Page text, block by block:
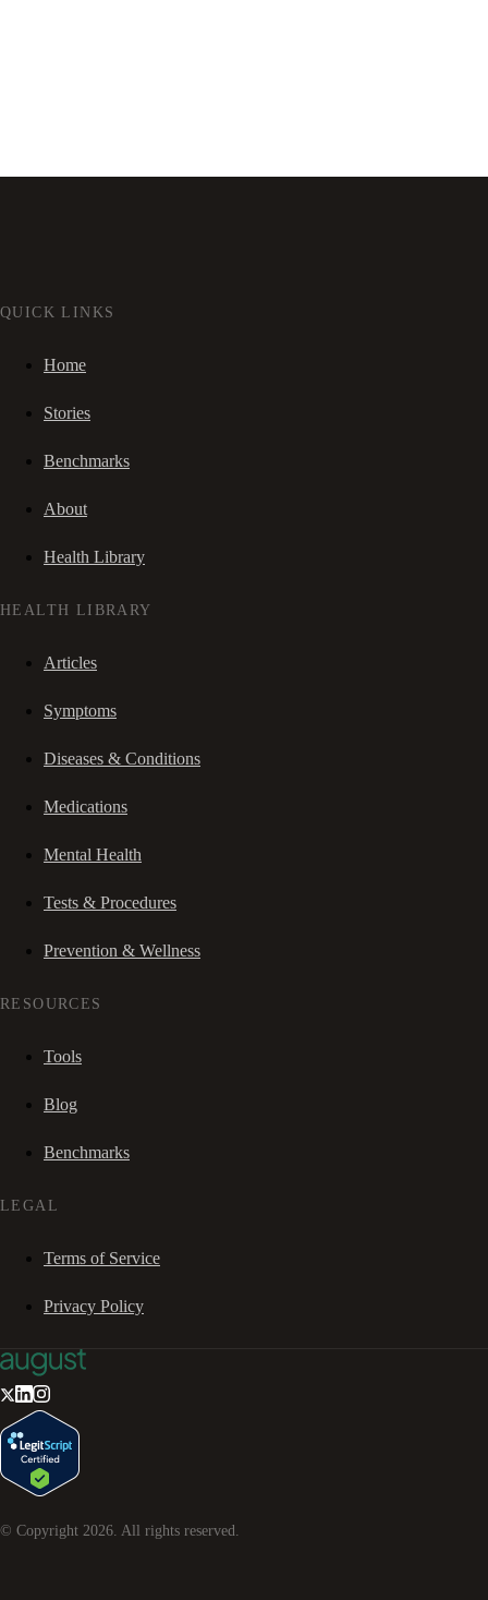
QUICK LINKS
Home
Stories
Benchmarks
About
Health Library
HEALTH LIBRARY
Articles
Symptoms
Diseases & Conditions
Medications
Mental Health
Tests & Procedures
Prevention & Wellness
RESOURCES
Tools
Blog
Benchmarks
LEGAL
Terms of Service
Privacy Policy
© Copyright 2026 . All rights reserved.